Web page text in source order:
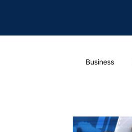
Business